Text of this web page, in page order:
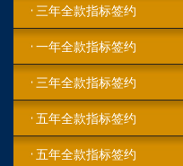
三年全款指标签约
一年全款指标签约
三年全款指标签约
五年全款指标签约
五年全款指标签约